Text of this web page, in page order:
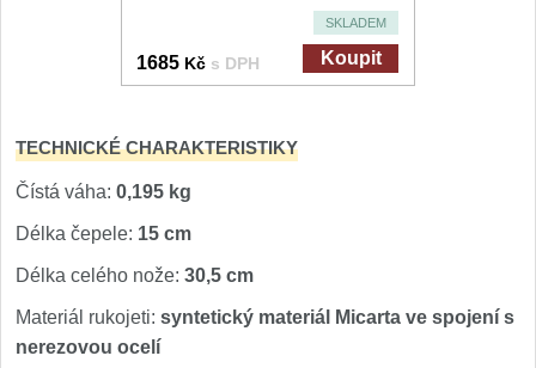
SKLADEM
1685 Kč s DPH Koupit
TECHNICKÉ CHARAKTERISTIKY
Čístá váha: 0,195 kg
Délka čepele: 15 cm
Délka celého nože: 30,5 cm
Materiál rukojeti: syntetický materiál Micarta ve spojení s
nerezovou ocelí